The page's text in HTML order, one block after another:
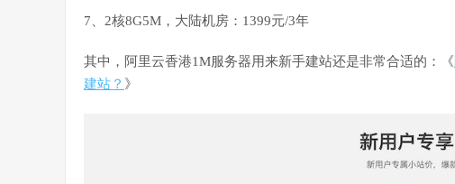
7、2核8G5M，大陆机房：1399元/3年
其中，阿里云香港1M服务器用来新手建站还是非常合适的：《
建站？ 》